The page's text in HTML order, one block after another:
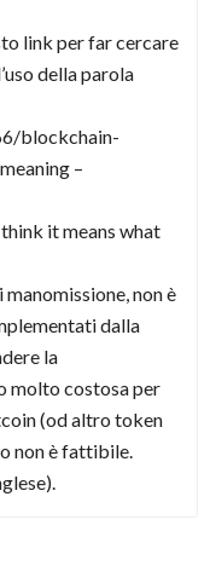
link per far cercare
della parola
blockchain-
–
it means what
non è
dalla
la
molto costosa per
(od altro token
non è fattibile.